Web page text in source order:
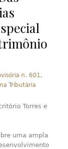
n. 601,
Tributária
Torres e
uma ampla